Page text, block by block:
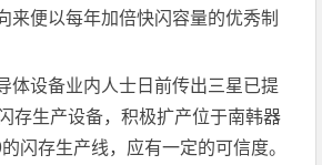
来便以每年加倍快闪容量的优秀制
设备业内人士日前传出三星已提
存生产设备，积极扩产位于南韩器
闪存生产线，应有一定的可信度。